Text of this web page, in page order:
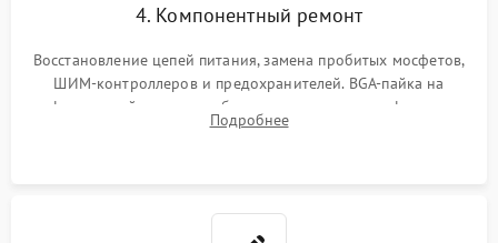
4. Компонентный ремонт
Восстановление цепей питания, замена пробитых мосфетов,
ШИМ-контроллеров и предохранителей. BGA-пайка на
инфракрасной станции реболлинг или замена графического
чипа и дефектной памяти GDDR. Прошивка BIOS
Подробнее